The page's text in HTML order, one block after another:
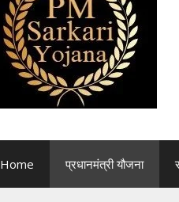
Home प्रधानमंत्री यौजना